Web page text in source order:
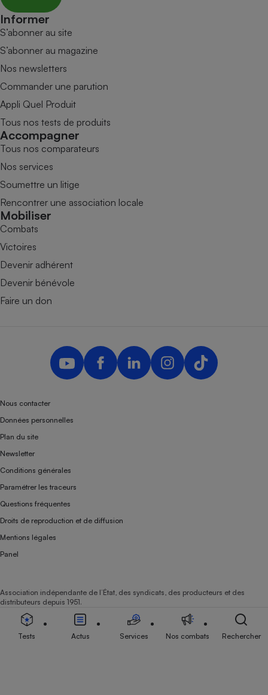
Informer
S’abonner au site
S’abonner au magazine
Nos newsletters
Commander une parution
Appli Quel Produit
Tous nos tests de produits
Accompagner
Tous nos comparateurs
Nos services
Soumettre un litige
Rencontrer une association locale
Mobiliser
Combats
Victoires
Devenir adhérent
Devenir bénévole
Faire un don
Nous contacter
Données personnelles
Plan du site
Newsletter
Conditions générales
Paramétrer les traceurs
Questions fréquentes
Droits de reproduction et de diffusion
Mentions légales
Panel
Association indépendante de l’État, des syndicats, des producteurs et des
distributeurs depuis 1951.
Tests Actus Services Nos combats Rechercher